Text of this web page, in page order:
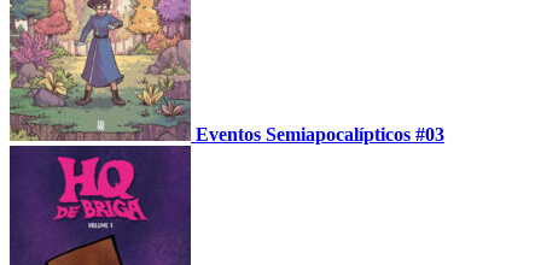
Eventos Semiapocalípticos #03